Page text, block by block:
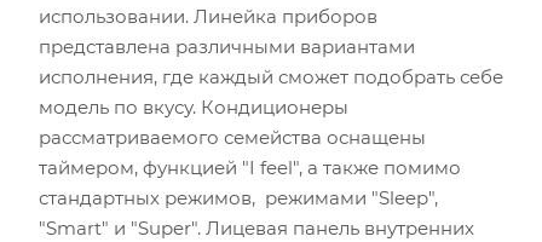
использовании. Линейка приборов
представлена различными вариантами
исполнения, где каждый сможет подобрать себе
модель по вкусу. Кондиционеры
рассматриваемого семейства оснащены
таймером, функцией "I feel", а также помимо
стандартных режимов, режимами "Sleep",
"Smart" и "Super". Лицевая панель внутренних